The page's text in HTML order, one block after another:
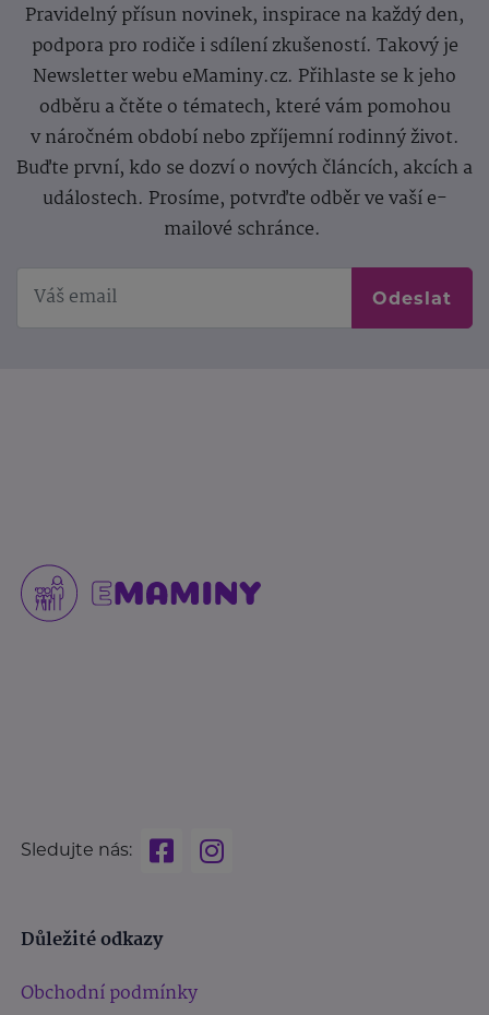
Pravidelný přísun novinek, inspirace na každý den,
podpora pro rodiče i sdílení zkušeností. Takový je
Newsletter webu eMaminy.cz. Přihlaste se k jeho
odběru a čtěte o tématech, které vám pomohou
v náročném období nebo zpříjemní rodinný život.
Buďte první, kdo se dozví o nových článcích, akcích a
událostech. Prosíme, potvrďte odběr ve vaší e-
mailové schránce.
Odeslat
Sledujte nás:
Důležité odkazy
Obchodní podmínky